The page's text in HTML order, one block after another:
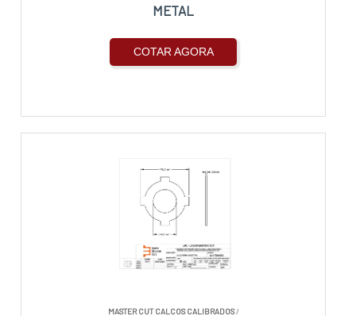
METAL
COTAR AGORA
MASTER CUT CALCOS CALIBRADOS/